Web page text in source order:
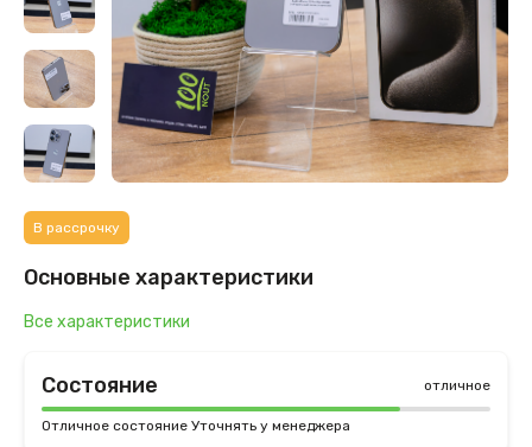
В рассрочку
Основные характеристики
Все характеристики
Состояние отличное
Отличное состояние Уточнять у менеджера